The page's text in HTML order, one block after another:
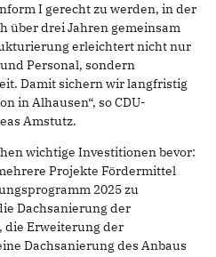
I gerecht zu werden, in der
über drei Jahren gemeinsam
erleichtert nicht nur
Personal, sondern
Damit sichern wir langfristig
in Alhausen“, so CDU-
Amstutz.
wichtige Investitionen bevor:
Projekte Fördermittel
2025 zu
Dachsanierung der
die Erweiterung der
Dachsanierung des Anbaus